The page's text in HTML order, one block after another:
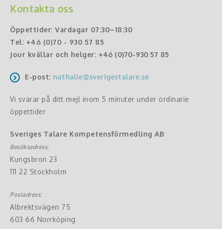
Kontakta oss
Öppettider: Vardagar 07:30–18:30
Tel: +46 (0)70 - 930 57 85
Jour kvällar och helger: +46 (0)70-930 57 85
E-post: nathalie@sverigestalare.se
Vi svarar på ditt mejl inom 5 minuter under ordinarie
öppettider
Sveriges Talare Kompetensförmedling AB
Besöksadress:
Kungsbron 23
111 22 Stockholm
Postadress:
Albrektsvägen 75
603 66 Norrköping